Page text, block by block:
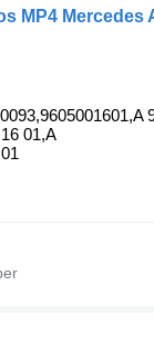
01,A